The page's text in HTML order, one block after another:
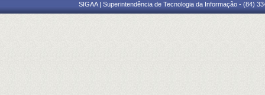
SIGAA | Superintendência de Tecnologia da Informação - (84)